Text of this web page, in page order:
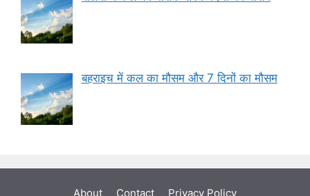
बहराइच में कल का मौसम और 7 दिनों का मौसम
About Contact Privacy Policy